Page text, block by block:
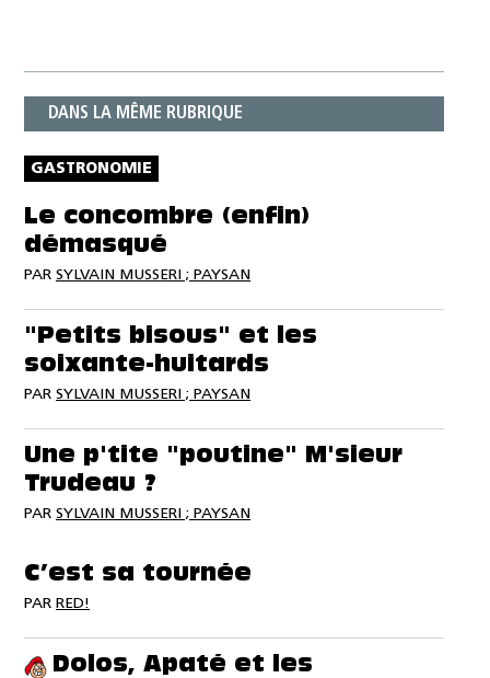
DANS LA MÊME RUBRIQUE
GASTRONOMIE
Le concombre (enfin)
démasqué
PAR SYLVAIN MUSSERI ; PAYSAN
"Petits bisous" et les
soixante-huitards
PAR SYLVAIN MUSSERI ; PAYSAN
Une p'tite "poutine" M'sieur
Trudeau ?
PAR SYLVAIN MUSSERI ; PAYSAN
C’est sa tournée
PAR RED!
Dolos, Apaté et les